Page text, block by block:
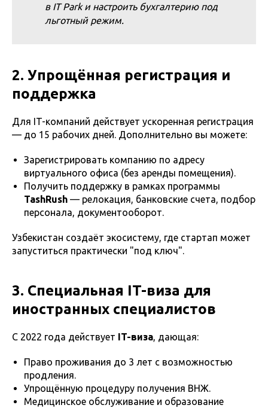
в IT Park и настроить бухгалтерию под
льготный режим.
2. Упрощённая регистрация и
поддержка
Для IT-компаний действует ускоренная регистрация
— до 15 рабочих дней. Дополнительно вы можете:
Зарегистрировать компанию по адресу
виртуального офиса (без аренды помещения).
Получить поддержку в рамках программы
TashRush — релокация, банковские счета, подбор
персонала, документооборот.
Узбекистан создаёт экосистему, где стартап может
запуститься практически "под ключ".
3. Специальная IT-виза для
иностранных специалистов
С 2022 года действует IT-виза, дающая:
Право проживания до 3 лет с возможностью
продления.
Упрощённую процедуру получения ВНЖ.
Медицинское обслуживание и образование